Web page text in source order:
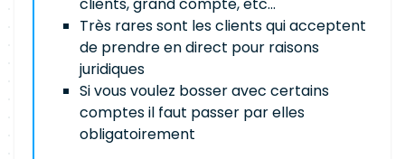
Très rares sont les clients qui acceptent
de prendre en direct pour raisons
juridiques
Si vous voulez bosser avec certains
comptes il faut passer par elles
obligatoirement